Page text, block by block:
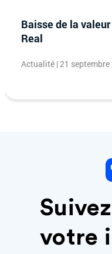
Baisse de la
Real
Actualité | 21 septembre
votre